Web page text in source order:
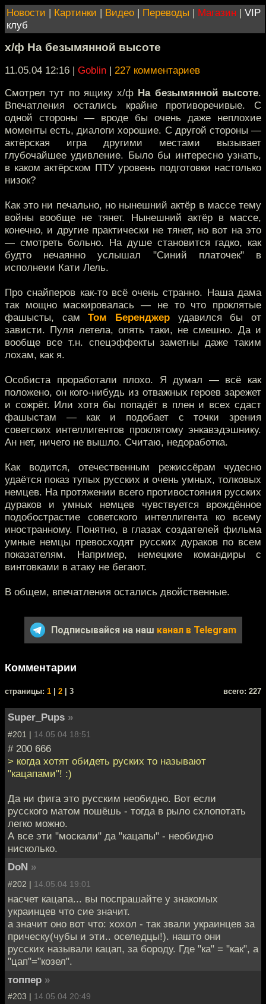
Новости | Картинки | Видео | Переводы | Магазин | VIP
клуб
х/ф На безымянной высоте
11.05.04 12:16 | Goblin | 227 комментариев
Смотрел тут по ящику х/ф На безымянной высоте.
Впечатления остались крайне противоречивые. С
одной стороны — вроде бы очень даже неплохие
моменты есть, диалоги хорошие. С другой стороны —
актёрская игра другими местами вызывает
глубочайшее удивление. Было бы интересно узнать,
в каком актёрском ПТУ уровень подготовки настолько
низок?
Как это ни печально, но нынешний актёр в массе тему
войны вообще не тянет. Нынешний актёр в массе,
конечно, и другие практически не тянет, но вот на это
— смотреть больно. На душе становится гадко, как
будто нечаянно услышал "Синий платочек" в
исполнеии Кати Лель.
Про снайперов как-то всё очень странно. Наша дама
так мощно маскировалась — не то что проклятые
фашысты, самТом Беренджер удавился бы от
зависти. Пуля летела, опять таки, не смешно. Да и
вообще все т.н. спецэффекты заметны даже таким
лохам, как я.
Особиста проработали плохо. Я думал — всё как
положено, он кого-нибудь из отважных героев зарежет
и сожрёт. Или хотя бы попадёт в плен и всех сдаст
фашыстам — как и подобает с точки зрения
советских интеллигентов проклятому энкавэдэшнику.
Ан нет, ничего не вышло. Считаю, недоработка.
Как водится, отечественным режиссёрам чудесно
удаётся показ тупых русских и очень умных, толковых
немцев. На протяжении всего противостояния русских
дураков и умных немцев чувствуется врождённое
подобострастие советского интеллигента ко всему
иностранному. Понятно, в глазах создателей фильма
умные немцы превосходят русских дураков по всем
показателям. Например, немецкие командиры с
винтовками в атаку не бегают.
В общем, впечатления остались двойственные.
Подписывайся на наш канал в Telegram
Комментарии
cтраницы: 1 2 | 3 всего: 227
Super_Pups »
#201 | 14.05.04 18:51
# 200 666
> когда хотят обидеть руских то называют
"кацапами"! :)
Да ни фига это русским необидно. Вот если
русского матом пошёшь - тогда в рыло схлопотать
легко можно.
А все эти "москали" да "кацапы" - необидно
нисколько.
DoN »
#202 | 14.05.04 19:01
насчет кацапа... вы поспрашайте у знакомых
украинцев что сие значит.
а значит оно вот что: хохол - так звали украинцев за
прическу(чубы и эти.. оселедцы!). нашто они
русских называли кацап, за бороду. Где "ка" = "как", а
"цап"="козел".
топпер »
#203 | 14.05.04 20:49